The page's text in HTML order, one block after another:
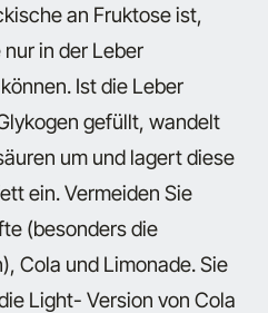
an Fruktose ist,
in der Leber
Ist die Leber
gefüllt, wandelt
um und lagert diese
ein. Vermeiden Sie
(besonders die
Cola und Limonade. Sie
Light- Version von Cola